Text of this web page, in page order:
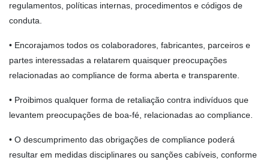
regulamentos, políticas internas, procedimentos e códigos de
conduta.
• Encorajamos todos os colaboradores, fabricantes, parceiros e
partes interessadas a relatarem quaisquer preocupações
relacionadas ao compliance de forma aberta e transparente.
• Proibimos qualquer forma de retaliação contra indivíduos que
levantem preocupações de boa-fé, relacionadas ao compliance.
• O descumprimento das obrigações de compliance poderá
resultar em medidas disciplinares ou sanções cabíveis, conforme